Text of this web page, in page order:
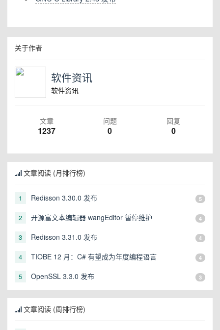
关于作者
软件资讯
软件资讯
文章
1237
问题
0
回复
0
文章阅读 (月排行榜)
1 Redisson 3.30.0 发布 5
2 开源富文本编辑器 wangEditor 暂停维护 4
3 Redisson 3.31.0 发布 4
4 TIOBE 12 月：C# 有望成为年度编程语言 4
5 OpenSSL 3.3.0 发布 3
文章阅读 (周排行榜)